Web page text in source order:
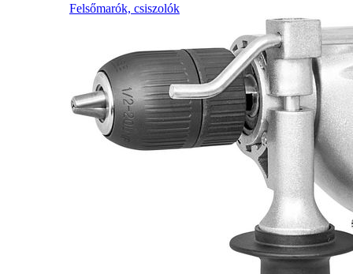
Felsőmarók, csiszolók